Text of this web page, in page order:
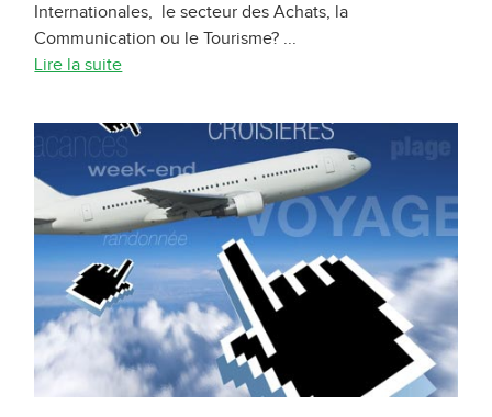
Internationales, le secteur des Achats, la
Communication ou le Tourisme? ...
Lire la suite